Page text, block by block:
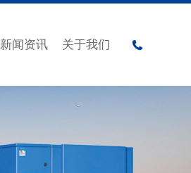
新闻资讯 关于我们